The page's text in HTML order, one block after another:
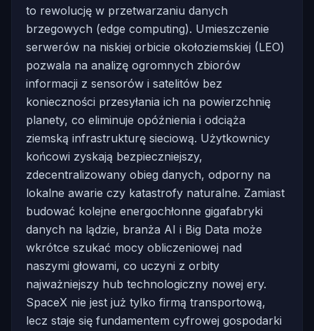
to rewolucję w przetwarzaniu danych
brzegowych (edge computing). Umieszczenie
serwerów na niskiej orbicie okołoziemskiej (LEO)
pozwala na analizę ogromnych zbiorów
informacji z sensorów i satelitów bez
konieczności przesyłania ich na powierzchnię
planety, co eliminuje opóźnienia i odciąża
ziemską infrastrukturę sieciową. Użytkownicy
końcowi zyskają bezpieczniejszy,
zdecentralizowany obieg danych, odporny na
lokalne awarie czy katastrofy naturalne. Zamiast
budować kolejne energochłonne gigafabryki
danych na lądzie, branża AI i Big Data może
wkrótce szukać mocy obliczeniowej nad
naszymi głowami, co uczyni z orbity
najważniejszy hub technologiczny nowej ery.
SpaceX nie jest już tylko firmą transportową,
lecz staje się fundamentem cyfrowej gospodarki